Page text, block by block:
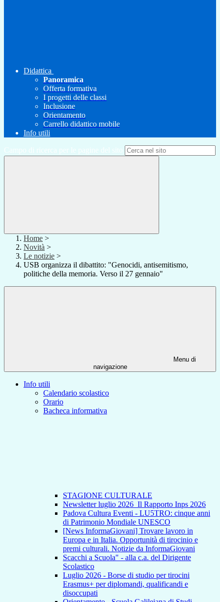
Didattica
Panoramica
Offerta formativa
I progetti delle classi
Inclusione
Orientamento
Carrello didattico mobile
Info utili
Campo di ricerca per le pagine del sito
Home >
Novità >
Le notizie >
USB organizza il dibattito: "Genocidi, antisemitismo,
politiche della memoria. Verso il 27 gennaio"
Menu di
navigazione
Info utili
Calendario scolastico
Orario
Bacheca informativa
STAGIONE CULTURALE
Newsletter luglio 2026_Il Rapporto Inps 2026
Padova Cultura Eventi - LU5TRO: cinque anni
di Patrimonio Mondiale UNESCO
[News InformaGiovani] Trovare lavoro in
Europa e in Italia. Opportunità di tirocinio e
premi culturali. Notizie da InformaGiovani
Scacchi a Scuola" - alla c.a. del Dirigente
Scolastico
Luglio 2026 - Borse di studio per tirocini
Erasmus+ per diplomandi, qualificandi e
disoccupati